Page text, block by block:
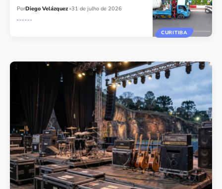
CURITIBA
PorDiego Velázquez 31 de julho de 2026